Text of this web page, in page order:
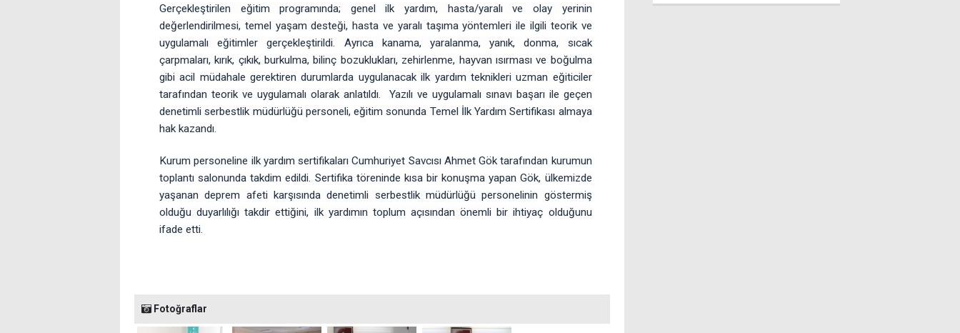
Gerçekleştirilen eğitim programında; genel ilk yardım, hasta/yaralı ve olay yerinin
değerlendirilmesi, temel yaşam desteği, hasta ve yaralı taşıma yöntemleri ile ilgili teorik ve
uygulamalı eğitimler gerçekleştirildi. Ayrıca kanama, yaralanma, yanık, donma, sıcak
çarpmaları, kırık, çıkık, burkulma, bilinç bozuklukları, zehirlenme, hayvan ısırması ve boğulma
gibi acil müdahale gerektiren durumlarda uygulanacak ilk yardım teknikleri uzman eğiticiler
tarafından teorik ve uygulamalı olarak anlatıldı. Yazılı ve uygulamalı sınavı başarı ile geçen
denetimli serbestlik müdürlüğü personeli, eğitim sonunda Temel İlk Yardım Sertifikası almaya
hak kazandı.
Kurum personeline ilk yardım sertifikaları Cumhuriyet Savcısı Ahmet Gök tarafından kurumun
toplantı salonunda takdim edildi. Sertifika töreninde kısa bir konuşma yapan Gök, ülkemizde
yaşanan deprem afeti karşısında denetimli serbestlik müdürlüğü personelinin göstermiş
olduğu duyarlılığı takdir ettiğini, ilk yardımın toplum açısından önemli bir ihtiyaç olduğunu
ifade etti.
Fotoğraflar